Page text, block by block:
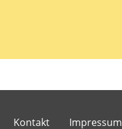
Kontakt Impressum